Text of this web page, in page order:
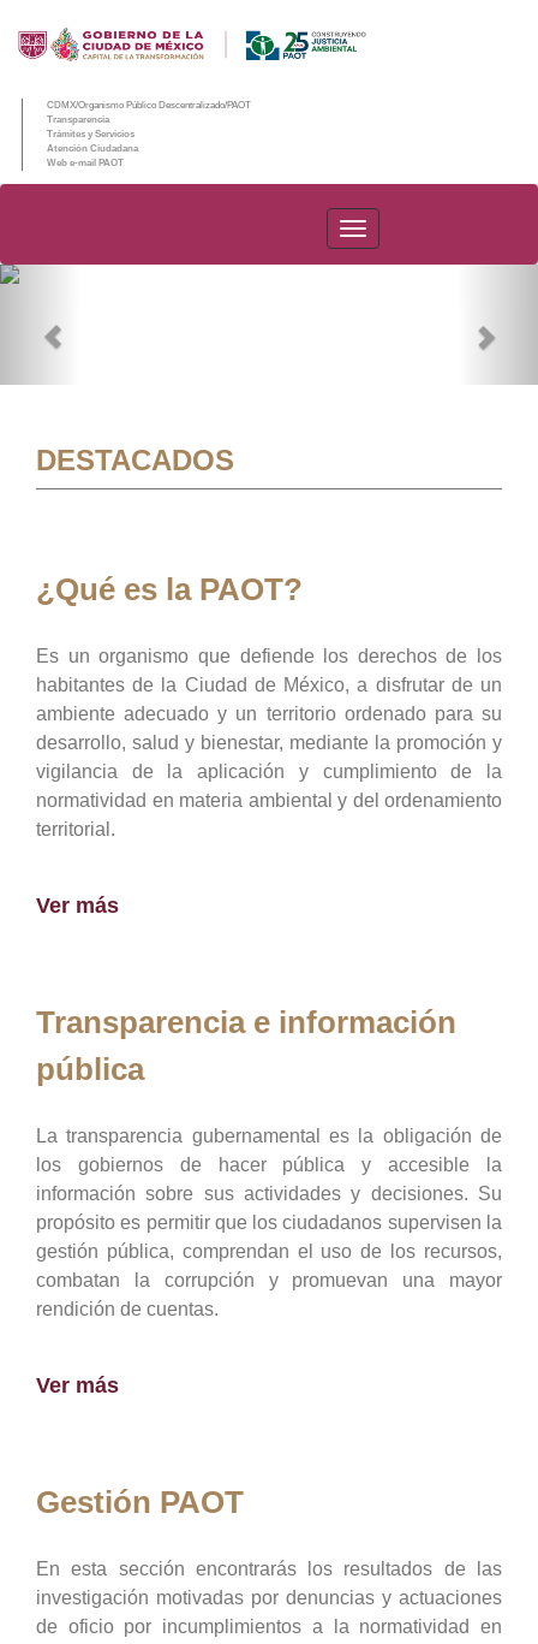
CDMX/Organismo Público Descentralizado/PAOT
Transparencia
Trámites y Servicios
Atención Ciudadana
Web e-mail PAOT
PAOT
DESTACADOS
¿Qué es la PAOT?
Es un organismo que defiende los derechos de los
habitantes de la Ciudad de México, a disfrutar de un
ambiente adecuado y un territorio ordenado para su
desarrollo, salud y bienestar, mediante la promoción y
vigilancia de la aplicación y cumplimiento de la
normatividad en materia ambiental y del ordenamiento
territorial.
Ver más
Transparencia e información
pública
La transparencia gubernamental es la obligación de
los gobiernos de hacer pública y accesible la
información sobre sus actividades y decisiones. Su
propósito es permitir que los ciudadanos supervisen la
gestión pública, comprendan el uso de los recursos,
combatan la corrupción y promuevan una mayor
rendición de cuentas.
Ver más
Gestión PAOT
En esta sección encontrarás los resultados de las
investigación motivadas por denuncias y actuaciones
de oficio por incumplimientos a la normatividad en